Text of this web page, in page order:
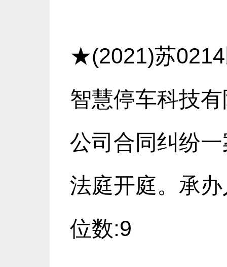
★(2021)苏
智慧停车科技
公司合同纠纷
法庭开庭。承
位数:9